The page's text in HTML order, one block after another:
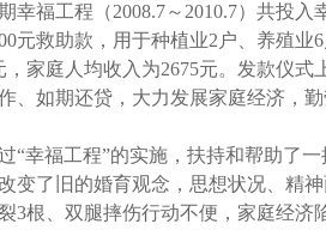
幸福工程（2008.7～ 2010.7）共投入
元救助款，用于种植业2 户、养殖业6
，家庭人均收入为2675元。发款仪式
如期还贷，大力发展家庭经济，
福工程”的实施，扶持和帮助了一
变了旧的婚育观念，思想状况、精
3根、双腿摔伤行动不便，家庭经济